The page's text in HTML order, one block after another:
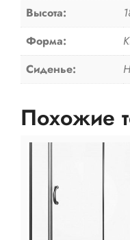
Высота:
Форма:
Сиденье:
Похожие